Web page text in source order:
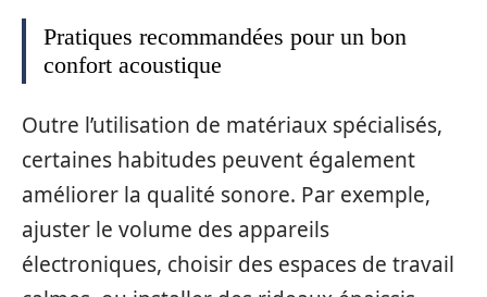
Pratiques recommandées pour un bon
confort acoustique
Outre l’utilisation de matériaux spécialisés,
certaines habitudes peuvent également
améliorer la qualité sonore. Par exemple,
ajuster le volume des appareils
électroniques, choisir des espaces de travail